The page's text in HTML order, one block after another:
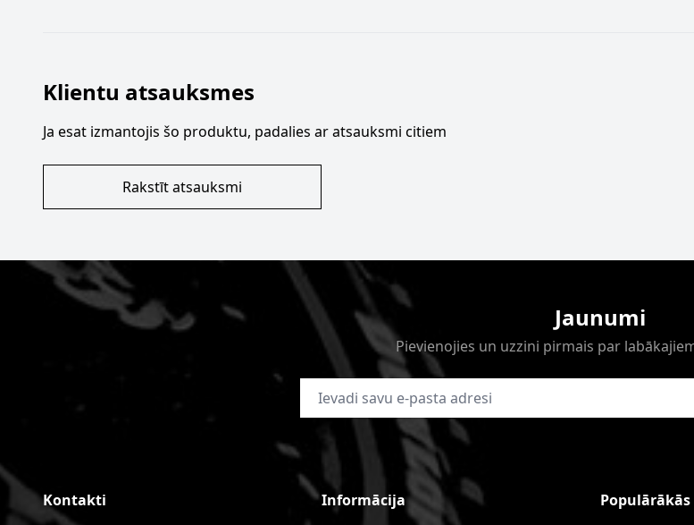
Klientu atsauksmes
Ja esat izmantojis šo produktu, padalies ar atsauksmi citiem
Rakstīt atsauksmi
Jaunumi
Pievienojies un uzzini pirmais par
E-pasta adrese
Kontakti Informācija